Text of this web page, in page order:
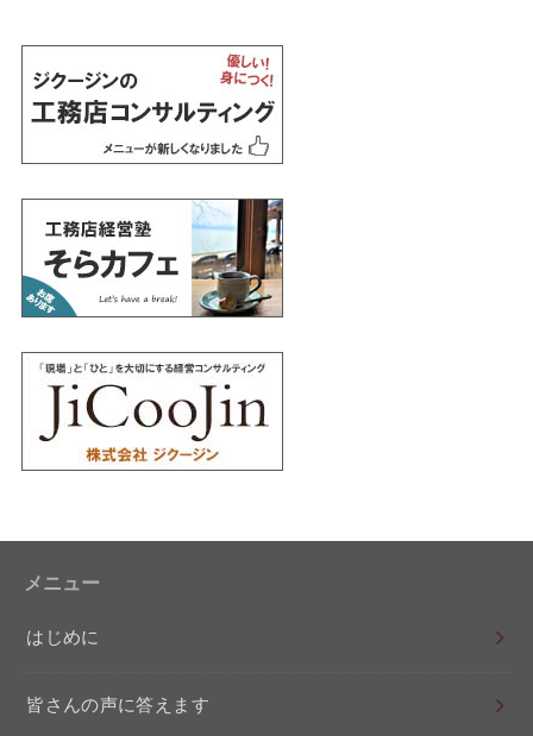
メニュー
はじめに
皆さんの声に答えます